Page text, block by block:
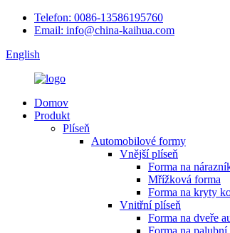
Telefon: 0086-13586195760
Email: info@china-kaihua.com
English
Domov
Produkt
Plíseň
Automobilové formy
Vnější plíseň
Forma na
Mřížková forma
Forma na kryty
Vnitřní plíseň
Forma na dveře
Forma na palubní